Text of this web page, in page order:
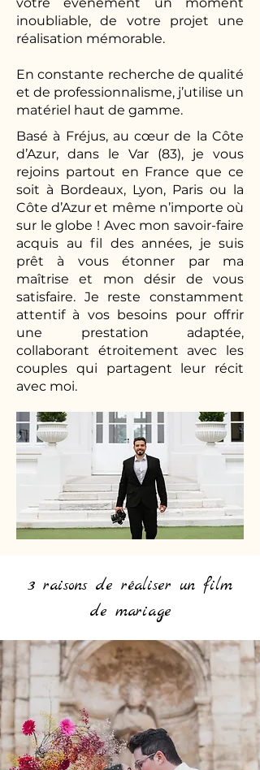
inoubliable, de votre projet une
réalisation mémorable.
En constante recherche de qualité
et de professionnalisme, j’utilise un
matériel haut de gamme.
Basé à Fréjus, au cœur de la Côte
d’Azur, dans le Var (83), je vous
rejoins partout en France que ce
soit à Bordeaux, Lyon, Paris ou la
Côte d’Azur et même n’importe où
sur le globe ! Avec mon savoir-faire
acquis au fil des années, je suis
prêt à vous étonner par ma
maîtrise et mon désir de vous
satisfaire. Je reste constamment
attentif à vos besoins pour offrir
une prestation adaptée,
collaborant étroitement avec les
couples qui partagent leur récit
avec moi.
3 raisons de réaliser un film
de mariage